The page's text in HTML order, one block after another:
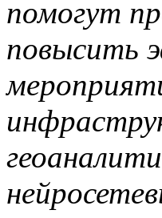
помогут
повысить